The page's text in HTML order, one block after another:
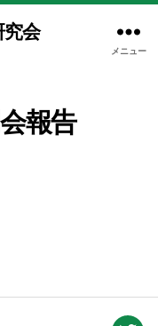
究会
メニュー
報告